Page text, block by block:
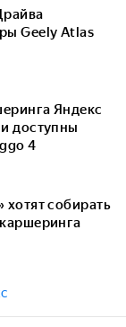
Geely Atlas
Яндекс
доступны
4
хотят собирать